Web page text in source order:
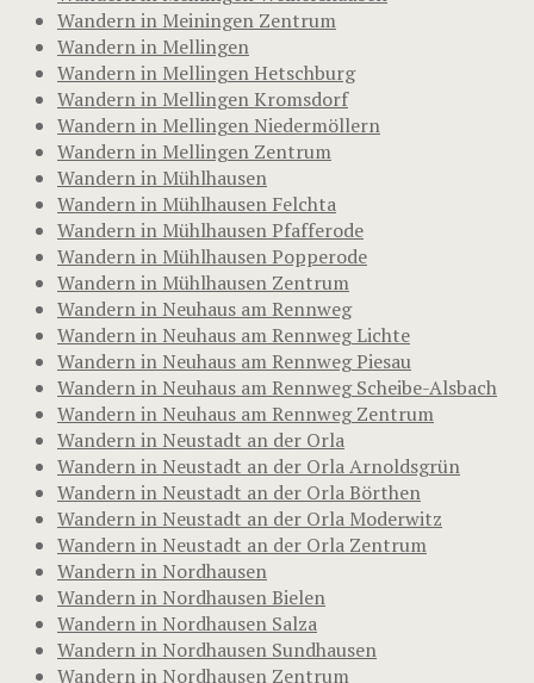
Wandern in Meiningen Zentrum
Wandern in Mellingen
Wandern in Mellingen Hetschburg
Wandern in Mellingen Kromsdorf
Wandern in Mellingen Niedermöllern
Wandern in Mellingen Zentrum
Wandern in Mühlhausen
Wandern in Mühlhausen Felchta
Wandern in Mühlhausen Pfafferode
Wandern in Mühlhausen Popperode
Wandern in Mühlhausen Zentrum
Wandern in Neuhaus am Rennweg
Wandern in Neuhaus am Rennweg Lichte
Wandern in Neuhaus am Rennweg Piesau
Wandern in Neuhaus am Rennweg Scheibe-Alsbach
Wandern in Neuhaus am Rennweg Zentrum
Wandern in Neustadt an der Orla
Wandern in Neustadt an der Orla Arnoldsgrün
Wandern in Neustadt an der Orla Börthen
Wandern in Neustadt an der Orla Moderwitz
Wandern in Neustadt an der Orla Zentrum
Wandern in Nordhausen
Wandern in Nordhausen Bielen
Wandern in Nordhausen Salza
Wandern in Nordhausen Sundhausen
Wandern in Nordhausen Zentrum